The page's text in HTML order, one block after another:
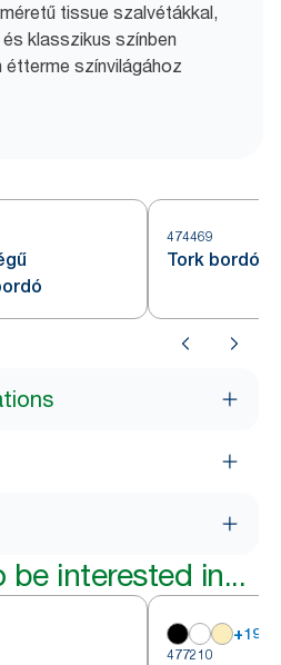
tissue szalvétákkal,
klasszikus színben
színvilágához
474469
Tork bordó
be interested in...
+19
477210